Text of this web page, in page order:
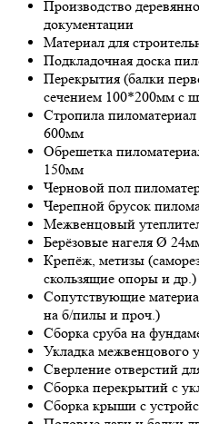
Производство
документации
Материал для
Подкладочная доска
Перекрытия (балки
сечением 100*200мм с
Стропила
600мм
Обрешетка
150мм
Черновой пол
Черепной брусок
Межвенцовый
Берёзовые нагеля Ø
Крепёж, метизы
скользящие опоры и др.)
Сопутствующие
на б/пилы и проч.)
Сборка сруба на
Укладка межвенцового
Сверление отверстий
Сборка перекрытий с
Сборка крыши с